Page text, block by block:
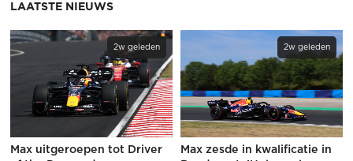
LAATSTE NIEUWS
2w geleden
Max uitgeroepen tot Driver
2w geleden
Max zesde in kwalificatie in